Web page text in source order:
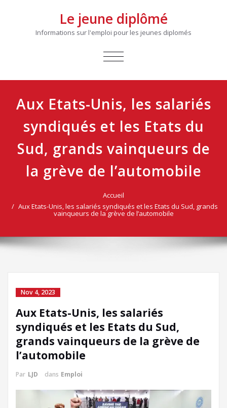
Le jeune diplômé
Informations sur l'emploi pour les jeunes diplomés
AFFICHER/MASQUER
Aux Etats-Unis, les salariés
syndiqués et les Etats du
Sud, grands vainqueurs de
la grève de l’automobile
Accueil
Aux Etats-Unis, les salariés syndiqués et les Etats du Sud, grands
vainqueurs de la grève de l’automobile
Nov 4, 2023
Aux Etats-Unis, les salariés
syndiqués et les Etats du Sud,
grands vainqueurs de la grève de
l’automobile
Par LJD dans Emploi